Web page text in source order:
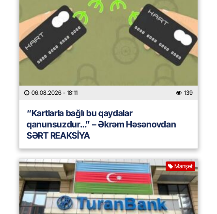
06.08.2026 - 18:11 139
“Kartlarla bağlı bu qaydalar
qanunsuzdur…” – Əkrəm Həsənovdan
SƏRT REAKSİYA
Manşet